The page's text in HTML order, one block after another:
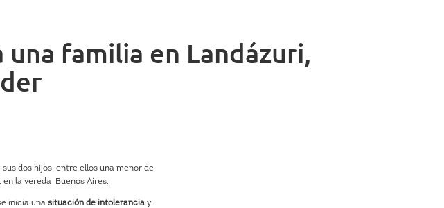
familia en Landázuri,
dos hijos, entre ellos una menor de
en la vereda Buenos Aires.
inicia unasituación de intolerancia y